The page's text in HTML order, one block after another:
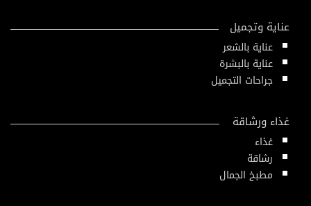
عناية وتجميل
عناية بالشعر
عناية بالبشرة
جراحات التجميل
غذاء ورشاقة
غذاء
رشاقة
مطبخ الجمال